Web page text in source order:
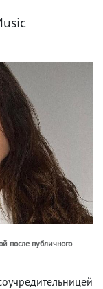
после публичного